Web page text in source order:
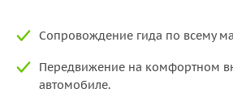
Сопровождение гида по всему
Передвижение на комфортном
автомобиле.